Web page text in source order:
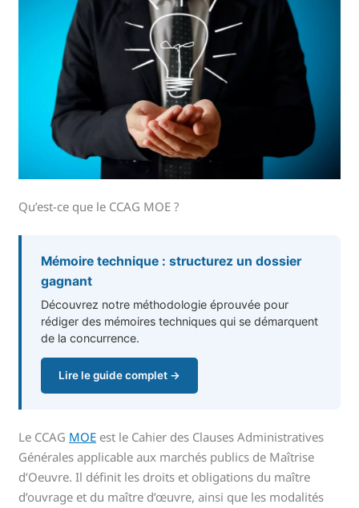
Qu’est-ce que le CCAG MOE ?
Mémoire technique : structurez un dossier
gagnant
Découvrez notre méthodologie éprouvée pour
rédiger des mémoires techniques qui se démarquent
de la concurrence.
Lire le guide complet →
Le CCAG MOE est le Cahier des Clauses Administratives
Générales applicable aux marchés publics de Maîtrise
d’Oeuvre. Il définit les droits et obligations du maître
d’ouvrage et du maître d’œuvre, ainsi que les modalités